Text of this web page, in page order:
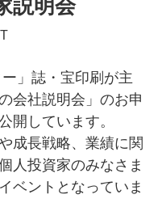
説明会
」誌・宝印刷が主
会社説明会」のお申
開しています。
成長戦略、業績に関
人投資家のみなさま
ベントとなっていま